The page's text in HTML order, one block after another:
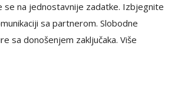
se na jednostavnije zadatke. Izbjegnite
sa partnerom. Slobodne
sa donošenjem zaključaka. Više